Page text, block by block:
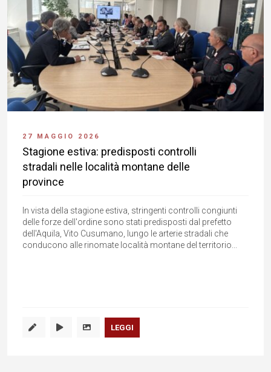
27 MAGGIO 2026
Stagione estiva: predisposti controlli
stradali nelle località montane delle
province
In vista della stagione estiva, stringenti controlli congiunti
delle forze dell'ordine sono stati predisposti dal prefetto
dell'Aquila, Vito Cusumano, lungo le arterie stradali che
conducono alle rinomate località montane del territorio...
LEGGI